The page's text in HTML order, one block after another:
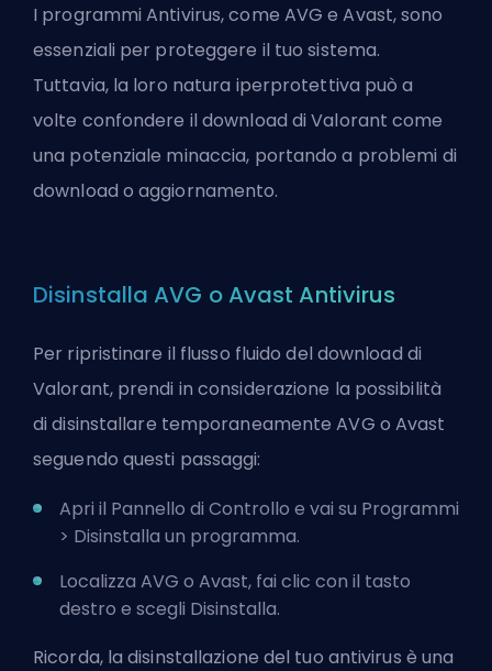
I programmi Antivirus, come AVG e Avast, sono
essenziali per proteggere il tuo sistema.
Tuttavia, la loro natura iperprotettiva può a
volte confondere il download di Valorant come
una potenziale minaccia, portando a problemi di
download o aggiornamento.
Disinstalla AVG o Avast Antivirus
Per ripristinare il flusso fluido del download di
Valorant, prendi in considerazione la possibilità
di disinstallare temporaneamente AVG o Avast
seguendo questi passaggi:
Apri il Pannello di Controllo e vai su Programmi
> Disinstalla un programma.
Localizza AVG o Avast, fai clic con il tasto
destro e scegli Disinstalla.
Ricorda, la disinstallazione del tuo antivirus è una